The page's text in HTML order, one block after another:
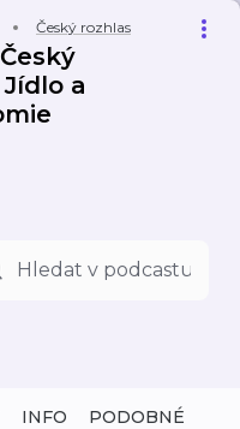
Český rozhlas
a
INFO PODOBNÉ